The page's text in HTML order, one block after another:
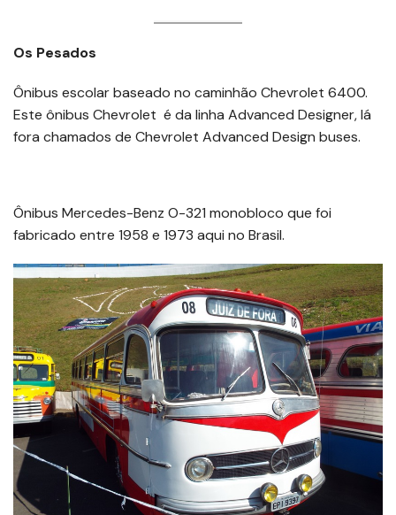
Os Pesados
Ônibus escolar baseado no caminhão Chevrolet 6400.
Este ônibus Chevrolet é da linha Advanced Designer, lá
fora chamados de Chevrolet Advanced Design buses.
Ônibus Mercedes-Benz O-321 monobloco que foi
fabricado entre 1958 e 1973 aqui no Brasil.